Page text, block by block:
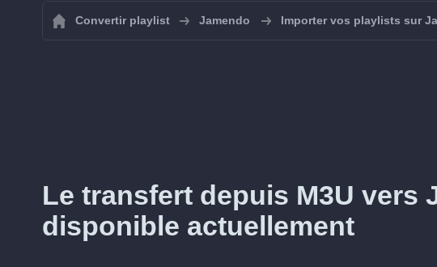
Convertir playlist Jamendo Importer vos playlists sur
Le transfert depuis M3U vers
disponible actuellement